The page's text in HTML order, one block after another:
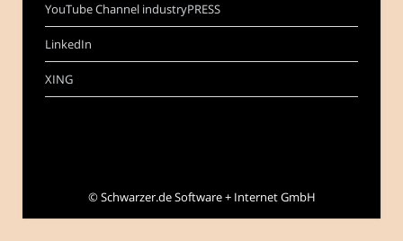
YouTube Channel industryPRESS
LinkedIn
XING
©Schwarzer.de Software + Internet GmbH